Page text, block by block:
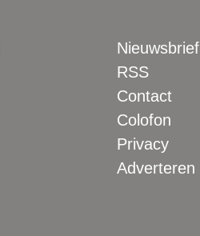
Nieuwsbrief
RSS
Contact
Colofon
Privacy
Adverteren